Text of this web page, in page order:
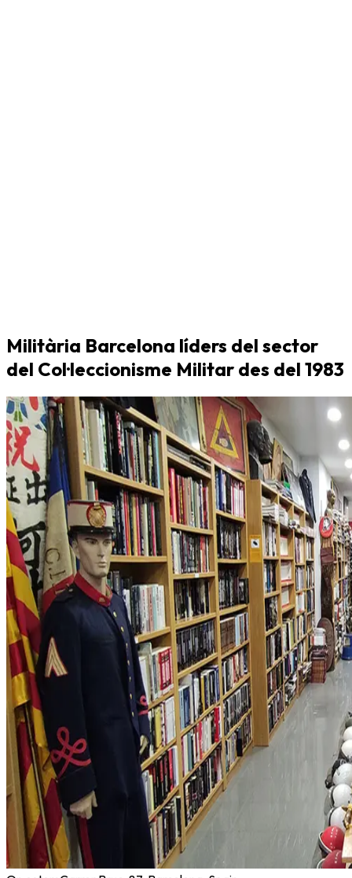
Militària Barcelona líders del sector
del Col·leccionisme Militar des del 1983